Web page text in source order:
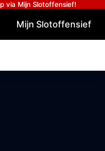
via Mijn Slotoffensief!
Mijn Slotoffensief